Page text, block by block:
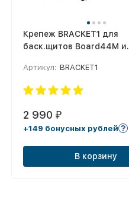
Крепеж BRACKET1 для
баск.щитов Board44M и
Артикул: BRACKET1
2 990₽
+149 бонусных рублей
В корзину